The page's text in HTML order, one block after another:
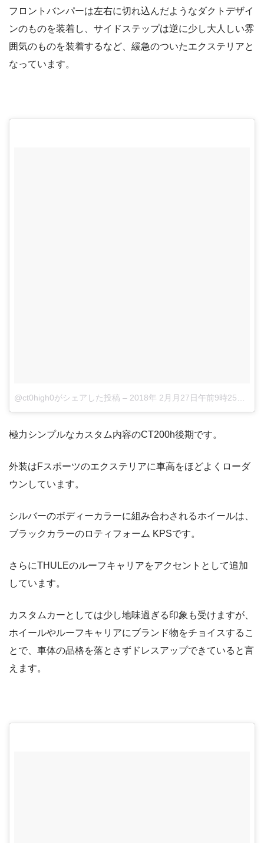
フロントバンパーは左右に切れ込んだようなダクトデザイ
ンのものを装着し、サイドステップは逆に少し大人しい雰
囲気のものを装着するなど、緩急のついたエクステリアと
なっています。
@ct0high0がシェアした投稿 – 2018年 2月月27日午前9時25分PST
極力シンプルなカスタム内容のCT200h後期です。
外装はFスポーツのエクステリアに車高をほどよくローダ
ウンしています。
シルバーのボディーカラーに組み合わされるホイールは、
ブラックカラーのロティフォーム KPSです。
さらにTHULEのルーフキャリアをアクセントとして追加
しています。
カスタムカーとしては少し地味過ぎる印象も受けますが、
ホイールやルーフキャリアにブランド物をチョイスするこ
とで、車体の品格を落とさずドレスアップできていると言
えます。